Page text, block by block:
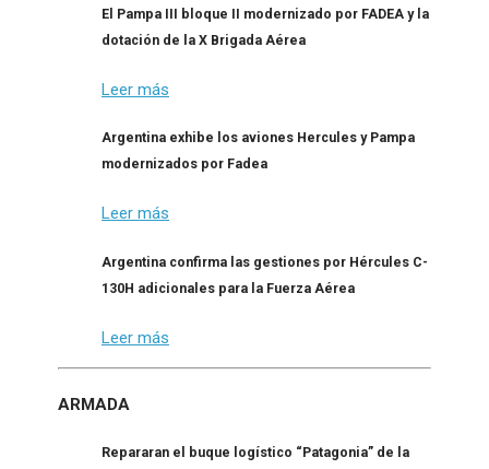
El Pampa III bloque II modernizado por FADEA y la
dotación de la X Brigada Aérea
Leer más
Argentina exhibe los aviones Hercules y Pampa
modernizados por Fadea
Leer más
Argentina confirma las gestiones por Hércules C-
130H adicionales para la Fuerza Aérea
Leer más
ARMADA
Repararan el buque logístico “Patagonia” de la